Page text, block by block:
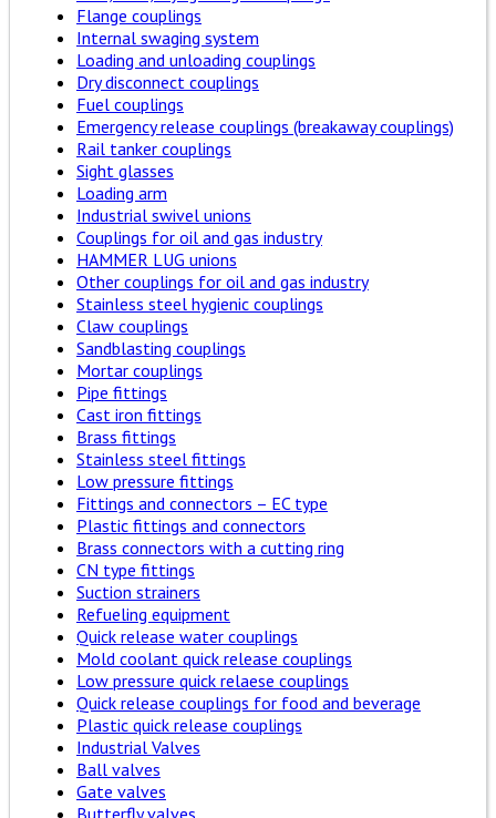
Flange couplings
Internal swaging system
Loading and unloading couplings
Dry disconnect couplings
Fuel couplings
Emergency release couplings (breakaway couplings)
Rail tanker couplings
Sight glasses
Loading arm
Industrial swivel unions
Couplings for oil and gas industry
HAMMER LUG unions
Other couplings for oil and gas industry
Stainless steel hygienic couplings
Claw couplings
Sandblasting couplings
Mortar couplings
Pipe fittings
Cast iron fittings
Brass fittings
Stainless steel fittings
Low pressure fittings
Fittings and connectors – EC type
Plastic fittings and connectors
Brass connectors with a cutting ring
CN type fittings
Suction strainers
Refueling equipment
Quick release water couplings
Mold coolant quick release couplings
Low pressure quick relaese couplings
Quick release couplings for food and beverage
Plastic quick release couplings
Industrial Valves
Ball valves
Gate valves